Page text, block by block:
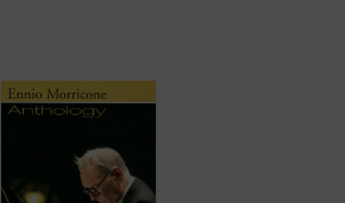
5 stjärnor från 1 kundbetyg